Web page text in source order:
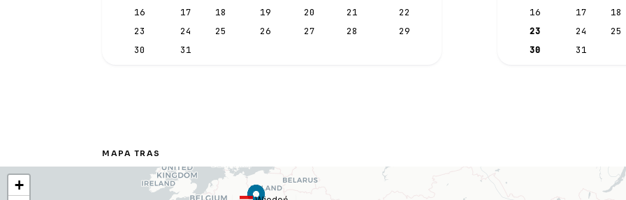
16
17 18 19 20 21
22
23
24 25 26 27 28
29
30
31
16
17
18
23
24
25
30
31
MAPA TRAS
+